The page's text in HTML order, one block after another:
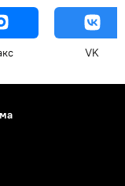
VK